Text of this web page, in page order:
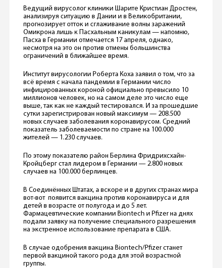
Ведущий вирусолог клиники Шарите Кристиан Дростен,
анализируя ситуацию в Дании и в Великобритании,
прогнозирует отток и сглаживание волны заражений
Омикрона лишь к Пасхальным каникулам — напомню,
Пасха в Германии отмечается 17 апреля, однако,
несмотря на это он против отмены большинства
ограничений в ближайшее время.
Институт вирусологии Роберта Коха заявил о том, что за
всё время с начала пандемии в Германии число
инфицированных короной официально превысило 10
миллионов человек, но на самом деле это число еще
выше, так как не каждый тестировался. И за прошедшие
сутки зарегистрирован новый максимум — 208.500
новых случаев заболевания коронавирусом. Средний
показатель заболеваемости по стране на 100.000
жителей — 1.230 случаев.
По этому показателю район Берлина Фридрихсхайн-
Кройцберг стал лидером в Германии — 2.800 новых
случаев на 100.000 берлинцев.
В Соединённых Штатах, а вскоре и в других странах мира
вот-вот появится вакцина против коронавируса и для
детей в возрасте от полугода и до 5 лет.
Фармацевтические компании Biontech и Pfizer на днях
подали заявку на получение специального разрешения
на экстренное использование препарата в США.
В случае одобрения вакцина Biontech/Pfizer станет
первой вакциной такого рода для этой возрастной
группы.